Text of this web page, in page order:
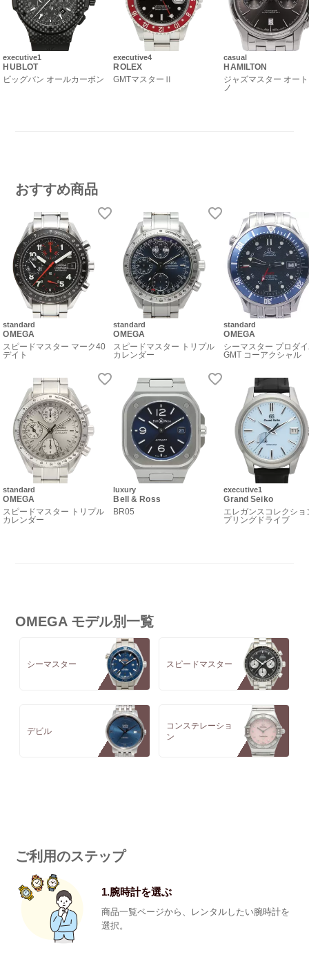
executive1
HUBLOT
ビッグバン オールカーボン
executive4
ROLEX
GMTマスターⅡ
casual
HAMILTON
ジャズマスター オー
ノ
おすすめ商品
standard
OMEGA
スピードマスター マーク40
デイト
standard
OMEGA
スピードマスター トリプル
カレンダー
standard
OMEGA
スピードマスター トリプル
カレンダー
luxury
Bell & Ross
BR05
standard
OMEGA
シーマスター プロダ
GMT コーアクシャル
executive1
Grand Seiko
エレガンスコレクショ
プリングドライブ
OMEGA モデル別一覧
シーマスター スピードマスター
デビル
コンステレーショ
ン
ご利用のステップ
1.腕時計を選ぶ
商品一覧ページから、レンタルしたい腕時計を
選択。